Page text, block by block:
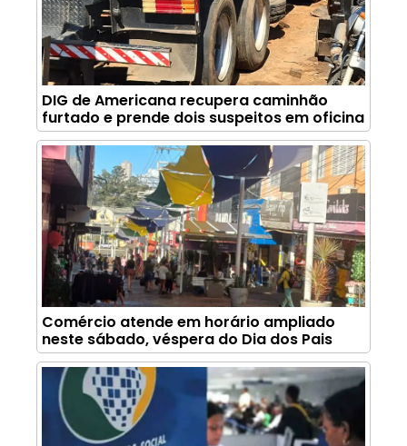
DIG de Americana recupera caminhão
furtado e prende dois suspeitos em oficina
Comércio atende em horário ampliado
neste sábado, véspera do Dia dos Pais